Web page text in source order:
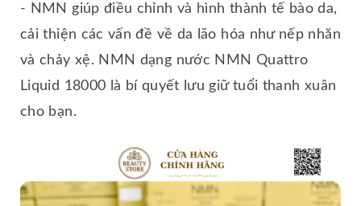
- NMN giúp điều chỉnh và hình thành tế bào da,
cải thiện các vấn đề về da lão hóa như nếp nhăn
và chảy xệ. NMN dạng nước NMN Quattro
Liquid 18000 là bí quyết lưu giữ tuổi thanh xuân
cho bạn.